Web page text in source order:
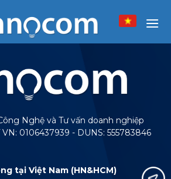
Nghệ và Tư vấn doanh nghiệp
0106437939 - DUNS: 555783846
tại Việt Nam (HN&HCM)